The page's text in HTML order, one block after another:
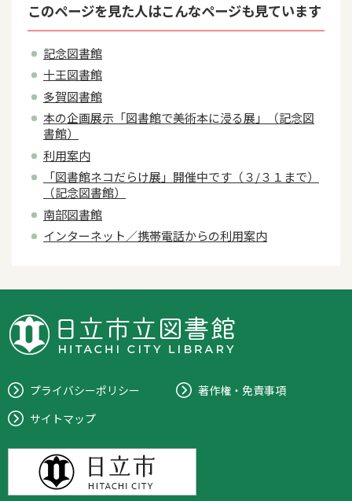
このページを見た人はこんなページも見ています
記念図書館
十王図書館
多賀図書館
本の企画展示「図書館で美術本に浸る展」（記念図
書館）
利用案内
「図書館ネコだらけ展」開催中です（３/３１まで）
（記念図書館）
南部図書館
インターネット／携帯電話からの利用案内
プライバシーポリシー
著作権・免責事項
サイトマップ